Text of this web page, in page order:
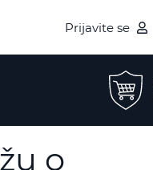
Prijavite se
o